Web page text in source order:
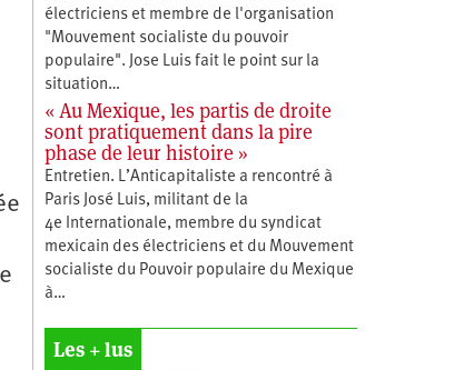
électriciens et membre de l'organisation
"Mouvement socialiste du pouvoir
populaire". Jose Luis fait le point sur la
situation…
« Au Mexique, les partis de droite
sont pratiquement dans la pire
phase de leur histoire »
Entretien. L’Anticapitaliste a rencontré à
Paris José Luis, militant de la
4e Internationale, membre du syndicat
mexicain des électriciens et du Mouvement
socialiste du Pouvoir populaire du Mexique
à…
Les + lus